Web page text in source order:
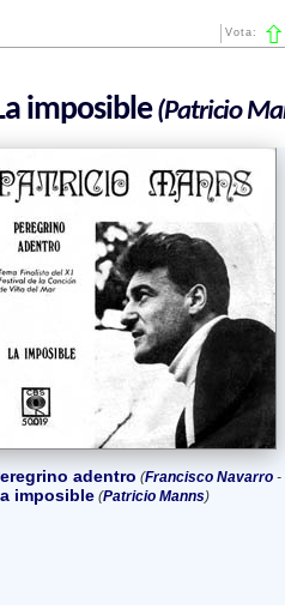
Vota:
imposible(Patricio
adentro (Francisco Navarro-
imposible (Patricio Manns)